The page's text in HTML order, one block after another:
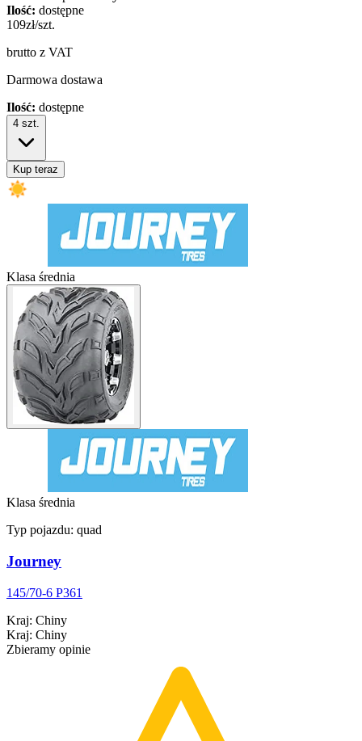
Ilość: dostępne
109zł/szt.
brutto z VAT
Darmowa dostawa
Ilość: dostępne
4 szt.
Kup teraz
Klasa średnia
Klasa średnia
Typ pojazdu: quad
Journey
145/70-6 P361
Kraj: Chiny
Kraj: Chiny
Zbieramy opinie